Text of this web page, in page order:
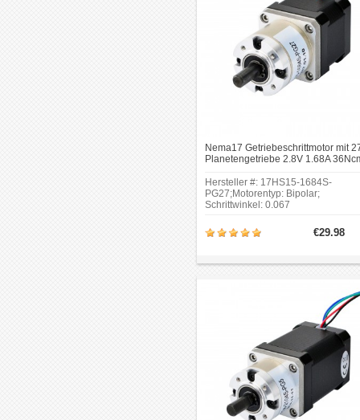
Nema17 Getriebeschrittmotor mit
Planetengetriebe 2.8V 1.68A
Hersteller #: 17HS15-1684S-
PG27;Motorentyp: Bipolar;
Schrittwinkel: 0.067
36Ncm(50.98oz.in).
Übersetzungsverhältnis: 26.85: 1;
Grad.Rahmengröße: 42 x 42mm.
€29.98